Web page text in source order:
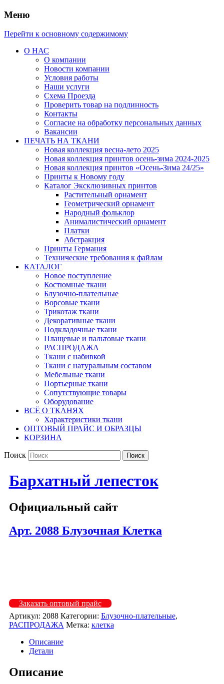
Меню
Перейти к основному содержимому
О НАС
О компании
Новости компании
Условия работы
Наши услуги
Схема Проезда
Проверить товар на подлинность
Контакты
Согласие на обработку персональных данных
Вакансии
ПЕЧАТЬ НА ТКАНИ
Новая коллекция весна-лето 2025
Новая коллекция принтов осень-зима 2024-2025
Новая коллекция принтов «Осень-Зима 24/25»
Принты к Новому году
Каталог Эксклюзивных принтов
Растительный орнамент
Геометрический орнамент
Народный фольклор
Анималистический орнамент
Платки
Абстракция
Принты Германия
Технические требования к файлам
КАТАЛОГ
Новое поступление
Костюмные ткани
Блузочно-плательные
Ворсовые ткани
Трикотаж ткани
Декоративные ткани
Подкладочные ткани
Плащевые и пальтовые ткани
РАСПРОДАЖА
Ткани с набивкой
Ткани с натуральным составом
Мебельные ткани
Портьерные ткани
Сопутствующие товары
Оборудование
ВСЁ О ТКАНЯХ
Характеристики ткани
ОПТОВЫЙ ПРАЙС И ОБРАЗЦЫ
КОРЗИНА
Поиск
Бархатный лепесток
Официальный сайт
Арт. 2088 Блузочная Клетка
Заказать оптовый прайс
Артикул: 2088 Категории: Блузочно-плательные,
РАСПРОДАЖА Метка: клетка
Описание
Детали
Описание